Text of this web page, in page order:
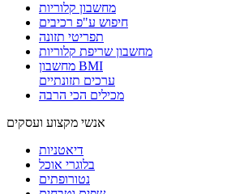
מחשבון קלוריות
חיפוש ע"פ רכיבים
תפריטי תזונה
מחשבון שריפת קלוריות
מחשבון BMI
ערכים תזונתיים
מכילים הכי הרבה
אנשי מקצוע ועסקים
דיאטניות
בלוגרי אוכל
נטורופתים